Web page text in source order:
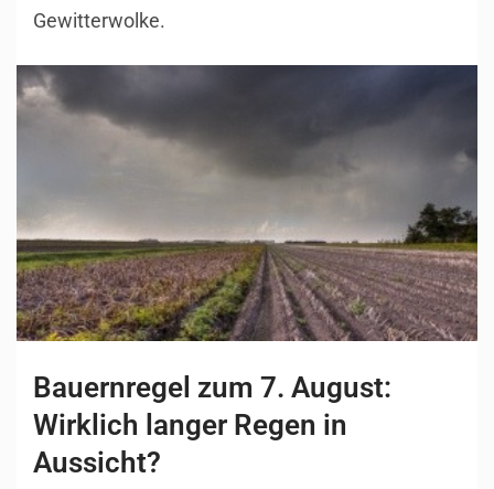
Gewitterwolke.
Bauernregel zum 7. August:
Wirklich langer Regen in
Aussicht?